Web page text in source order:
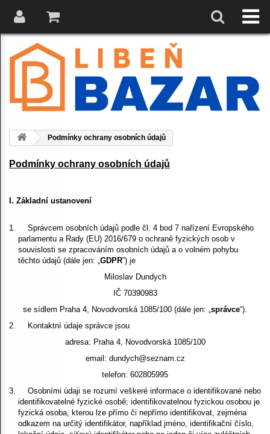
Podmínky ochrany osobních údajů
Podmínky ochrany osobních údajů
I. Základní ustanovení
Správcem osobních údajů podle čl. 4 bod 7 nařízení Evropského
parlamentu a Rady (EU) 2016/679 o ochraně fyzických osob v
souvislosti se zpracováním osobních údajů a o volném pohybu
těchto údajů (dále jen: „ GDPR”) je
Miloslav Dundych
IČ 70390983
se sídlem Praha 4, Novodvorská 1085/100 (dále jen: „ správce“).
Kontaktní údaje správce jsou
adresa: Praha 4, Novodvorská 1085/100
email: dundych@seznam.cz
telefon: 602805995
Osobními údaji se rozumí veškeré informace o identifikované nebo
identifikovatelné fyzické osobě; identifikovatelnou fyzickou osobou je
fyzická osoba, kterou lze přímo či nepřímo identifikovat, zejména
odkazem na určitý identifikátor, například jméno, identifikační číslo,